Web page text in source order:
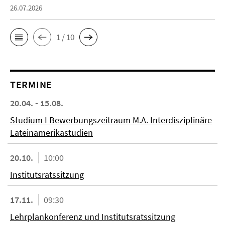
26.07.2026
1 / 10
TERMINE
20.04. - 15.08.
Studium I Bewerbungszeitraum M.A. Interdisziplinäre
Lateinamerikastudien
20.10.
10:00
Institutsratssitzung
17.11.
09:30
Lehrplankonferenz und Institutsratssitzung